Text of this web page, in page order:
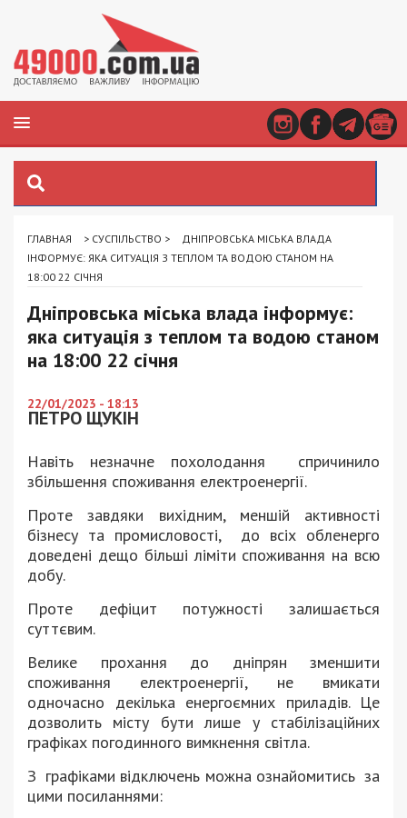
ГЛАВНАЯ > СУСПІЛЬСТВО >
ДНІПРОВСЬКА МІСЬКА ВЛАДА
ІНФОРМУЄ: ЯКА СИТУАЦІЯ З ТЕПЛОМ ТА ВОДОЮ СТАНОМ НА
18:00 22 СІЧНЯ
Дніпровська міська влада інформує:
яка ситуація з теплом та водою станом
на 18:00 22 січня
22/01/2023 - 18:13
ПЕТРО ЩУКІН
Навіть незначне похолодання
спричинило
збільшення споживання електроенергії.
Проте завдяки вихідним, меншій активності
бізнесу та промисловості,
до всіх обленерго
доведені дещо більші ліміти споживання на всю
добу.
Проте дефіцит потужності залишається
суттєвим.
Велике прохання до дніпрян зменшити
споживання електроенергії, не вмикати
одночасно декілька енергоємних приладів. Це
дозволить місту бути лише у стабілізаційних
графіках погодинного вимкнення світла.
З графіками відключень можна ознайомитись за
цими посиланнями: